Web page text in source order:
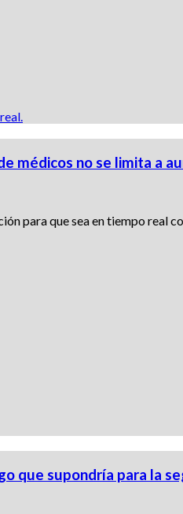
médicos no se limita a
para que sea en tiempo real
que supondría para la